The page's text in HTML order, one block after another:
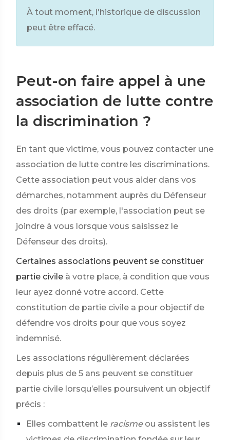
À tout moment, l'historique de discussion
peut être effacé.
Peut-on faire appel à une
association de lutte contre
la discrimination ?
En tant que victime, vous pouvez contacter une
association de lutte contre les discriminations.
Cette association peut vous aider dans vos
démarches, notamment auprès du Défenseur
des droits (par exemple, l'association peut se
joindre à vous lorsque vous saisissez le
Défenseur des droits).
Certaines associations peuvent se constituer
partie civile à votre place, à condition que vous
leur ayez donné votre accord. Cette
constitution de partie civile a pour objectif de
défendre vos droits pour que vous soyez
indemnisé.
Les associations régulièrement déclarées
depuis plus de 5 ans peuvent se constituer
partie civile lorsqu’elles poursuivent un objectif
précis :
Elles combattent le racisme ou assistent les